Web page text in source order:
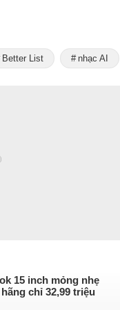
Better List nhạc AI
15 inch mỏng nhẹ
chỉ 32,99 triệu